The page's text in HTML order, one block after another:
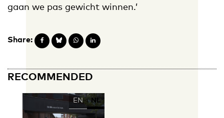
gaan we pas gewicht winnen.’
Share:
RECOMMENDED
EN NL